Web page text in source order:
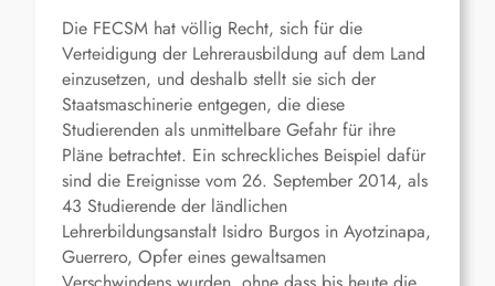
Die FECSM hat völlig Recht, sich für die
Verteidigung der Lehrerausbildung auf dem Land
einzusetzen, und deshalb stellt sie sich der
Staatsmaschinerie entgegen, die diese
Studierenden als unmittelbare Gefahr für ihre
Pläne betrachtet. Ein schreckliches Beispiel dafür
sind die Ereignisse vom 26. September 2014, als
43 Studierende der ländlichen
Lehrerbildungsanstalt Isidro Burgos in Ayotzinapa,
Guerrero, Opfer eines gewaltsamen